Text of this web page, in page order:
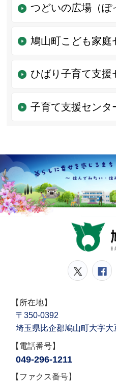
つどいの広場（ぽ
鳩山町こども家庭
ひばり子育て支援
子育て支援センタ
【所在地】
〒350-0392
埼玉県比企郡鳩山町大字
【電話番号】
049-296-1211
【ファクス番号】